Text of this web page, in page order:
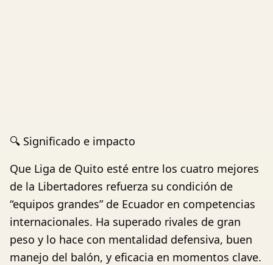
🔍 Significado e impacto
Que Liga de Quito esté entre los cuatro mejores
de la Libertadores refuerza su condición de
“equipos grandes” de Ecuador en competencias
internacionales. Ha superado rivales de gran
peso y lo hace con mentalidad defensiva, buen
manejo del balón, y eficacia en momentos clave.